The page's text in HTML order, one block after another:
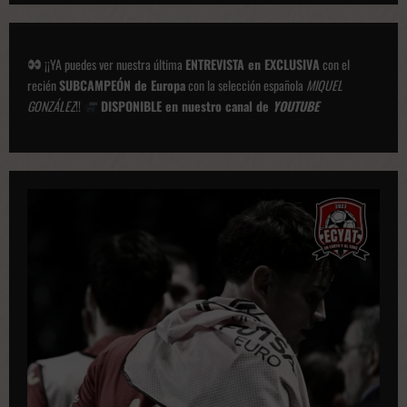
¡¡YA puedes ver nuestra última ENTREVISTA en EXCLUSIVAcon el
reciénSUBCAMPEÓN de Europacon la selección española MIQUEL
GONZÁLEZ!! DISPONIBLE en nuestro canal de YOUTUBE